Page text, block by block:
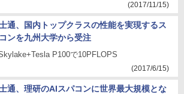
(2017/11/15)
通、国内トップクラスの性能を実現するス
ンを九州大学から受注
P100で10PFLOPS
(2017/6/15)
通、理研のAIスパコンに世界最大規模とな